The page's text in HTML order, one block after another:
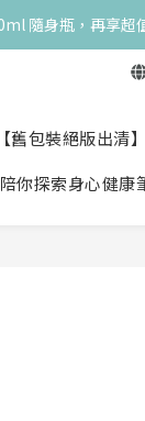
瓶！限量送完為止
隨身瓶，再享超
訂購另有優惠，
！限量送完為止
舊包裝絕版出清
你探索身心健康